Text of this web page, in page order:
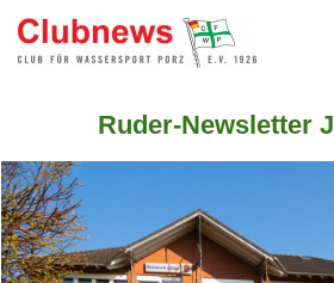
Ruder-Newsletter